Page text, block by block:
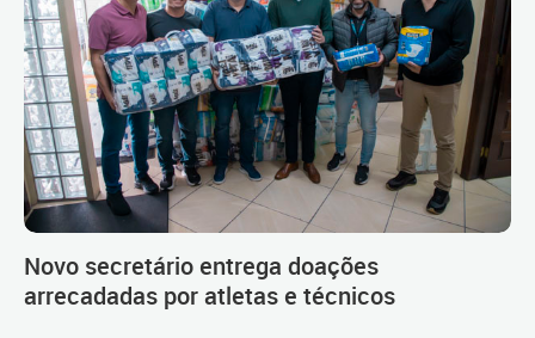
Novo secretário entrega doações
arrecadadas por atletas e técnicos